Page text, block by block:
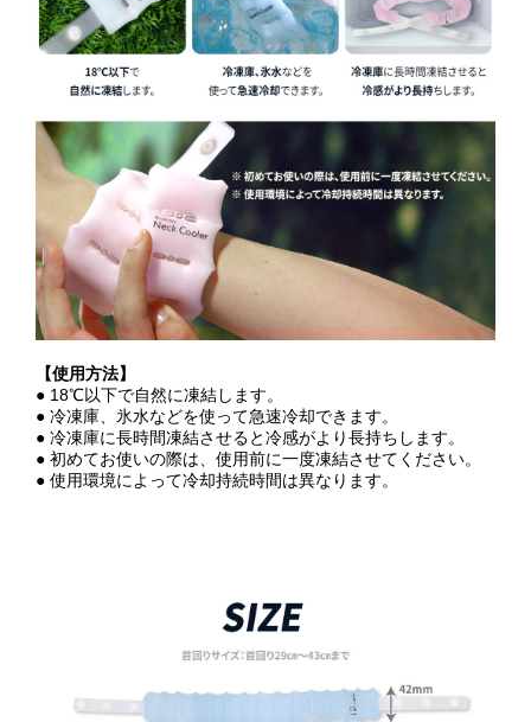
【使用方法】
● 18℃以下で自然に凍結します。
● 冷凍庫、氷水などを使って急速冷却できます。
● 冷凍庫に長時間凍結させると冷感がより長持ちします。
● 初めてお使いの際は、使用前に一度凍結させてください。
● 使用環境によって冷却持続時間は異なります。